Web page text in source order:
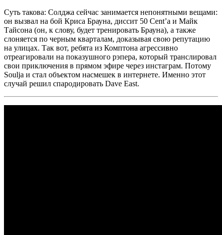
Суть такова: Солджа сейчас занимается непонятными вещами:
он вызвал на бой Криса Брауна, диссит 50 Cent’a и Майк
Тайсона (он, к слову, будет тренировать Брауна), а также
слоняется по черным кварталам, доказывая свою репутацию
на улицах. Так вот, ребята из Комптона агрессивно
отреагировали на показушного рэпера, который транслировал
свои приключения в прямом эфире через инстаграм. Потому
Soulja и стал объектом насмешек в интернете. Именно этот
случай решил спародировать Dave East.